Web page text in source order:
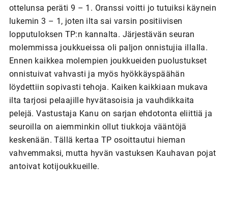
ottelunsa peräti 9 – 1. Oranssi voitti jo tutuiksi käynein
lukemin 3 – 1, joten ilta sai varsin positiivisen
lopputuloksen TP:n kannalta. Järjestävän seuran
molemmissa joukkueissa oli paljon onnistujia illalla.
Ennen kaikkea molempien joukkueiden puolustukset
onnistuivat vahvasti ja myös hyökkäyspäähän
löydettiin sopivasti tehoja. Kaiken kaikkiaan mukava
ilta tarjosi pelaajille hyvätasoisia ja vauhdikkaita
pelejä. Vastustaja Kanu on sarjan ehdotonta eliittiä ja
seuroilla on aiemminkin ollut tiukkoja vääntöjä
keskenään. Tällä kertaa TP osoittautui hieman
vahvemmaksi, mutta hyvän vastuksen Kauhavan pojat
antoivat kotijoukkueille.